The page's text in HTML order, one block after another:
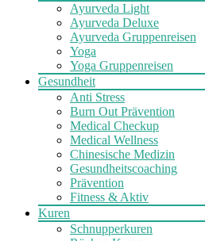
Ayurveda Light
Ayurveda Deluxe
Ayurveda Gruppenreisen
Yoga
Yoga Gruppenreisen
Gesundheit
Anti Stress
Burn Out Prävention
Medical Checkup
Medical Wellness
Chinesische Medizin
Gesundheitscoaching
Prävention
Fitness & Aktiv
Kuren
Schnupperkuren